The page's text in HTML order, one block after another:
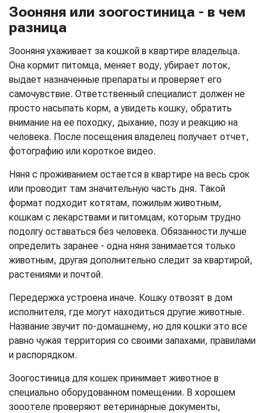
Зооняня или зоогостиница - в чем
разница
Зооняня ухаживает за кошкой в квартире владельца.
Она кормит питомца, меняет воду, убирает лоток,
выдает назначенные препараты и проверяет его
самочувствие. Ответственный специалист должен не
просто насыпать корм, а увидеть кошку, обратить
внимание на ее походку, дыхание, позу и реакцию на
человека. После посещения владелец получает отчет,
фотографию или короткое видео.
Няня с проживанием остается в квартире на весь срок
или проводит там значительную часть дня. Такой
формат подходит котятам, пожилым животным,
кошкам с лекарствами и питомцам, которым трудно
подолгу оставаться без человека. Обязанности лучше
определить заранее - одна няня занимается только
животным, другая дополнительно следит за квартирой,
растениями и почтой.
Передержка устроена иначе. Кошку отвозят в дом
исполнителя, где могут находиться другие животные.
Название звучит по-домашнему, но для кошки это все
равно чужая территория со своими запахами, правилами
и распорядком.
Зоогостиница для кошек принимает животное в
специально оборудованном помещении. В хорошем
зооотеле проверяют ветеринарные документы,